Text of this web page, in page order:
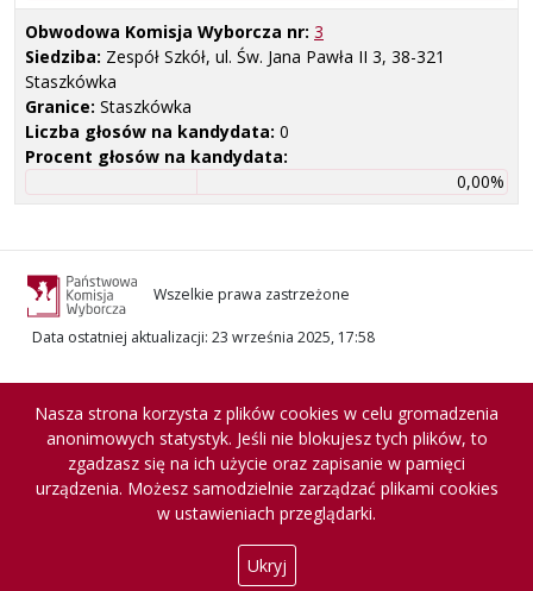
Obwodowa Komisja Wyborcza nr: 3
Siedziba: Zespół Szkół, ul. Św. Jana Pawła II 3, 38-321
Staszkówka
Granice: Staszkówka
Liczba głosów na kandydata: 0
Procent głosów na kandydata:
0,00%
Wszelkie prawa zastrzeżone
Data ostatniej aktualizacji: 23 września 2025, 17:58
Nasza strona korzysta z plików cookies w celu gromadzenia
anonimowych statystyk. Jeśli nie blokujesz tych plików, to
zgadzasz się na ich użycie oraz zapisanie w pamięci
urządzenia. Możesz samodzielnie zarządzać plikami cookies
w ustawieniach przeglądarki.
Ukryj